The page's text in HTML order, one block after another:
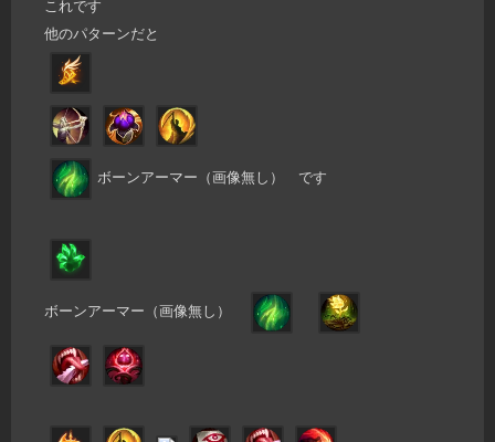
これです
他のパターンだと
ボーンアーマー（画像無し） です
ボーンアーマー（画像無し）